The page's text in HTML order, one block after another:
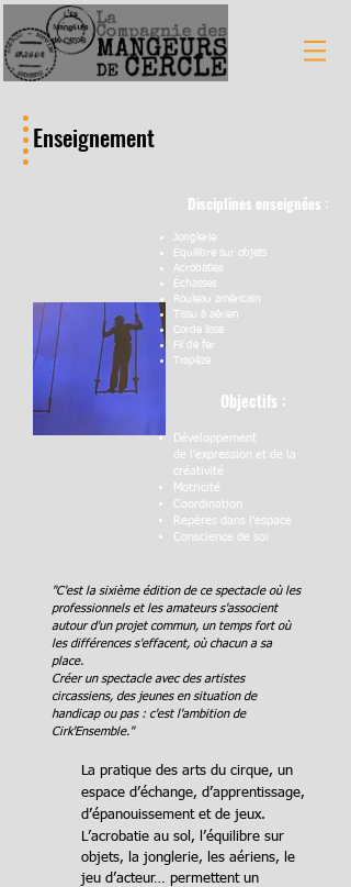
Enseignement
Disciplines enseignées :
Jonglerie
Équilibre sur objets
Acrobaties
Échasses
Rouleau américain
Tissu à aérien
Corde lisse
Fil de fer
Trapèze
Objectifs :
Développement
de
l'expression et de la
créativité
Motricité
Coordination
Repères dans l'espace
Conscience de soi
"C'est la sixième édition de ce spectacle où les
professionnels et les amateurs s'associent
autour d'un projet commun, un temps fort où
les différences s'effacent, où chacun a sa
place.
Créer un spectacle avec des artistes
circassiens, des jeunes en situation de
handicap ou pas : c'est l'ambition de
Cirk'Ensemble."
La pratique des arts du cirque, un
espace d’échange, d’apprentissage,
d’épanouissement et de jeux.
L’acrobatie au sol, l’équilibre sur
objets, la jonglerie, les aériens, le
jeu d’acteur… permettent un